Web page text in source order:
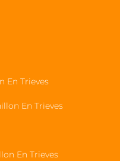
En Trieves
En Trieves
En Trieves